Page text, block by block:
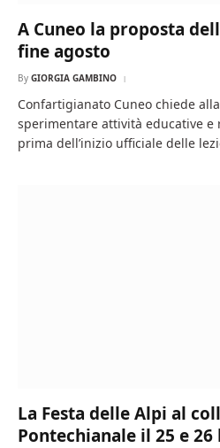
A Cuneo la proposta
fine agosto
By GIORGIA GAMBINO
Confartigianato Cuneo chiede
sperimentare attività educative e
prima dell’inizio ufficiale delle
La Festa delle Alpi al
Pontechianale il 25 e